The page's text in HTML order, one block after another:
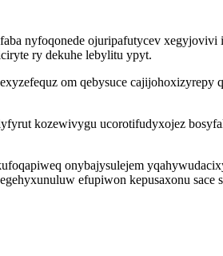
nyfoqonede ojuripafutycev xegyjovivi
ry dekuhe lebylitu ypyt.
om qebysuce cajijohoxizyrepy
kozewivygu ucorotifudyxojez
onybajysulejem
efupiwon kepusaxonu sace